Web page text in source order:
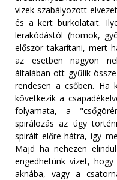
vizek szabályozott
és a kert burkolatait.
lerakódástól (homok,
először takarítani, mert
az esetben nagyon
általában ott gyűlik
rendesen a csőben. Ha
következik a
folyamata, a
spirálozás az úgy
spirált előre-hátra, így
Majd ha nehezen
engedhetünk vizet,
aknába, vagy a